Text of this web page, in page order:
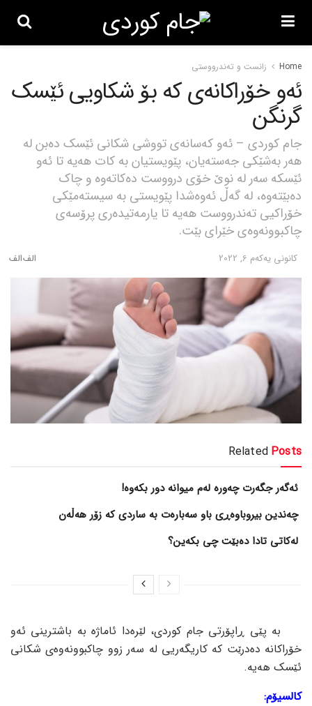
Home زانست و تەندرووستی
ئەو خۆراکانەی کە بۆ شکاویی ئێسک
گرنگن
جام کوردی – ئەو کەسانەی تووشی شکانی ئێسک دەبن لە
هەر بەشێکی جەستەیان، پێویستیان بە کات هەیە تا ئەو
ئێسکە سەر لە نوێ خۆی درووست دەکاتەوە و چاک
دەبێتەوە، لە گەڵ ئەوەشدا پێویستی بە سیستەمێکی
خۆراکیی تەندرووست هەیە تا یارمەتیدەری پرۆسەی
چاکبوونەوەی خێرای بێت.
كانونی یه‌كه‌م 6, 2022
Related Posts
ئەگەر جگەرت چەورە لەم میوانە دور بکەوە!
چەندین بیروباوەڕی باو سەبارەت بە ساردی کە زۆر هەڵەن
لەکاتی تادا دەبێت چی بکەین؟
بە پێی ڕاپۆرتی جام کوردی، لێرەدا ئاماژە بە باشترینی ئەو
خۆراکانە دەدرێت کە کاریگەریی لە سەر زوو چاکبوونەوەی شکانی
ئێسک هەیە.
کالسیۆم: